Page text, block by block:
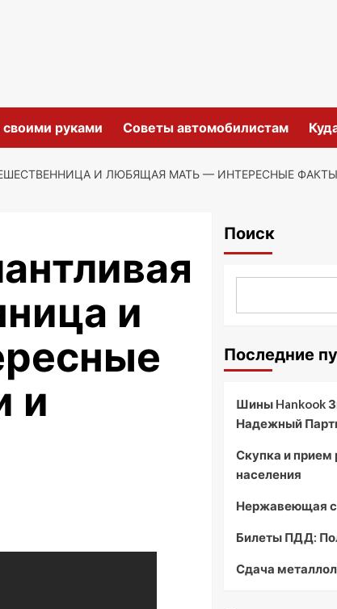
руками Советы автомобилистам
И ЛЮБЯЩАЯ МАТЬ — ИНТЕРЕСНЫЕ
и
и
Поиск
Последние
Шины Hankook
Надежный
Скупка и прием
населения
Нержавеющая
Билеты ПДД:
Сдача